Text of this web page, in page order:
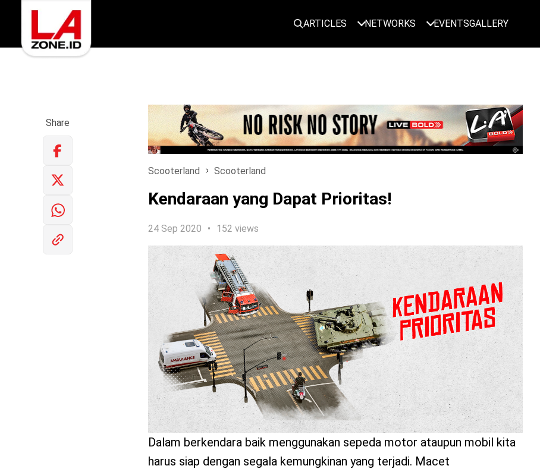
ARTICLES NETWORKS EVENTSGALLERY
benefit
menarik
LOGIN
Share
Scooterland Scooterland
Kendaraan yang Dapat Prioritas!
24 Sep 2020 152 views
Dalam berkendara baik menggunakan sepeda motor ataupun mobil kita
harus siap dengan segala kemungkinan yang terjadi. Macet